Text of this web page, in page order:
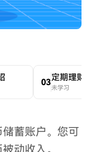
03定期理财介
未学习
蓄账户。您可
动收入。